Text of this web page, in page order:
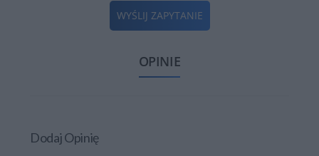
WYŚLIJ ZAPYTANIE
OPINIE
Dodaj Opinię